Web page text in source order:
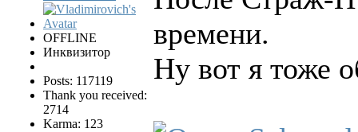
OFFLINE
Инквизитор
Posts: 117119
Thank you received:
2714
Karma: 123
времени.
Ну вот я тоже